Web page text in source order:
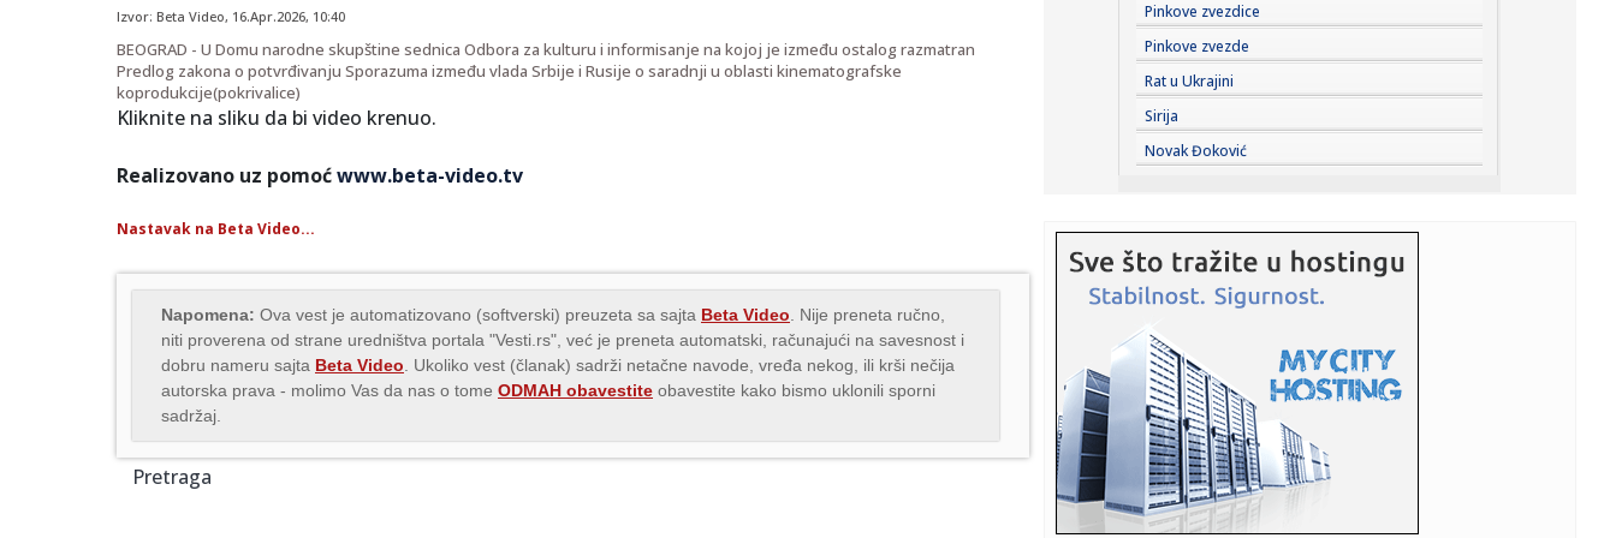
Izvor: Beta Video, 16.Apr.2026, 10:40
BEOGRAD - U Domu narodne skupštine sednica Odbora za kulturu i informisanje na kojoj je između ostalog razmatran
Predlog zakona o potvrđivanju Sporazuma između vlada Srbije i Rusije o saradnji u oblasti kinematografske
koprodukcije(pokrivalice)
Kliknite na sliku da bi video krenuo.
Realizovano uz pomoćwww.beta-video.tv
Nastavak na Beta Video...
Napomena: Ova vest je automatizovano (softverski) preuzeta sa sajta Beta Video . Nije preneta ručno,
niti proverena od strane uredništva portala "Vesti.rs", već je preneta automatski, računajući na savesnost i
dobru nameru sajta Beta Video . Ukoliko vest (članak) sadrži netačne navode, vređa nekog, ili krši nečija
autorska prava - molimo Vas da nas o tome ODMAH obavestite obavestite kako bismo uklonili sporni
sadržaj.
Pretraga
12:16:Vlada Srbije donela odluku o ceni goriva: Važiće do 16.
avgusta
12:15:200.000 vojnika pobeglo?
12:15:Vatrogasci gase požare u Srbiji, dok toplotni talas ne
jenjava
12:12: Odžaci: Ana Bekuta 14. avgusta u Odžacima
12:11:
predavanja k...
12:10:Rasplet se bliži: Oglasio se MOL o kupovini NIS-a
12:10:Bolonja se "nameračila" na još jednog Srbina
12:09:Rajaner obustavlja letove iz Niša
Pinkove zvezdice
Pinkove zvezde
Rat u Ukrajini
Sirija
Novak Đoković